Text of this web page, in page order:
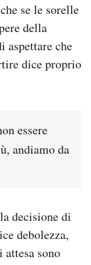
se le sorelle
della
aspettare che
dice proprio
essere
andiamo da
decisione di
debolezza,
sono